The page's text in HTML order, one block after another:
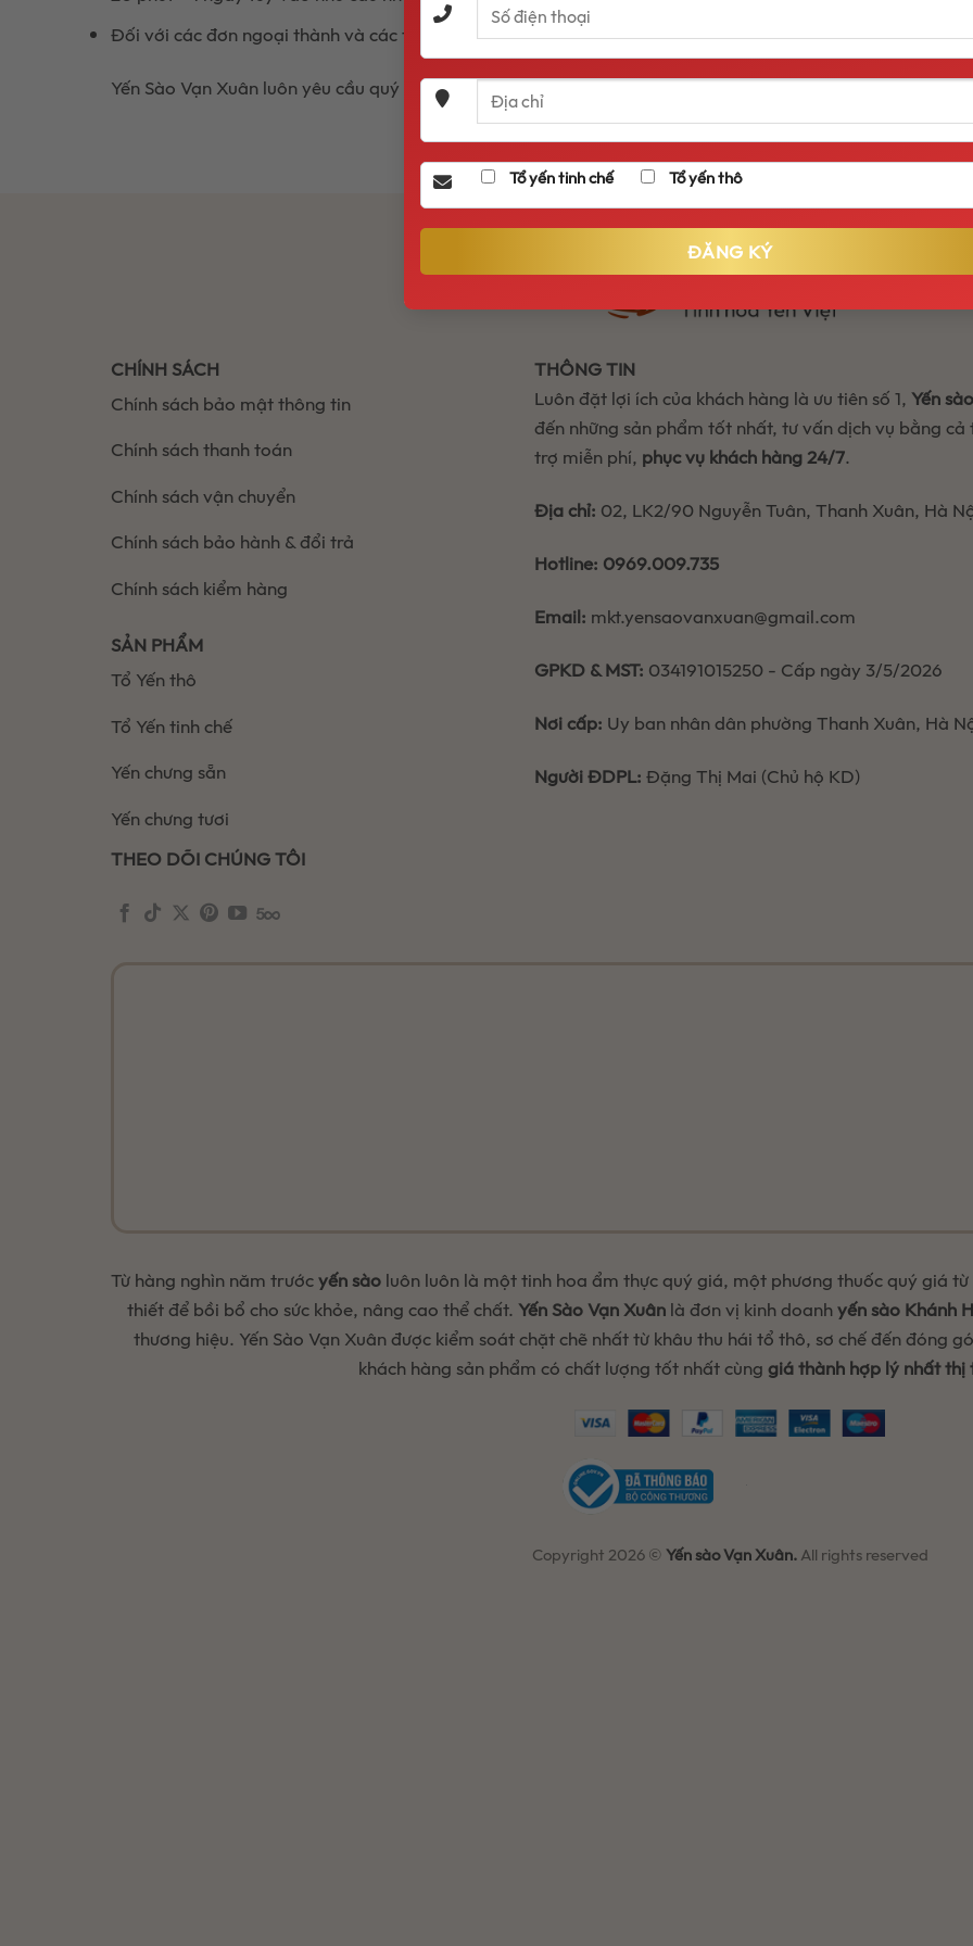
Tổ yến tinh chế Tổ yến thô
Đối với các đơn ngoại thành và các tỉnh thành khác, thời gian giao hàng từ 2-5 ngày
Yến Sào Vạn Xuân luôn yêu cầu quý khách kiểm tra hàng trước khi thanh toán để được xử lý đơn hàng tốt
CHÍNH SÁCH
Chính sách bảo mật thông tin
Chính sách thanh toán
Chính sách vận chuyển
Chính sách bảo hành & đổi trả
Chính sách kiểm hàng
SẢN PHẨM
Tổ Yến thô
Tổ Yến tinh chế
Yến chưng sẵn
Yến chưng tươi
THEO DÕI CHÚNG TÔI
THÔNG TIN
Luôn đặt lợi ích của khách hàng là ưu tiên số 1, Yến
đến những sản phẩm tốt nhất, tư vấn dịch vụ bằng
trợ miễn phí, phục vụ khách hàng 24/7.
Địa chỉ: 02, LK2/90 Nguyễn Tuân, Thanh Xuân, Hà
Hotline: 0969.009.735
Email: mkt.yensaovanxuan@gmail.com
GPKD & MST: 034191015250 - Cấp ngày 3/5/2026
Nơi cấp: Uy ban nhân dân phường Thanh Xuân, Hà
Người ĐDPL: Đặng Thị Mai (Chủ hộ KD)
Từ hàng nghìn năm trướcyến sào luôn luôn là một tinh hoa ẩm thực quý giá, một phương thuốc quý giá
thiết để bồi bổ cho sức khỏe, nâng cao thể chất. Yến Sào Vạn Xuân là đơn vị kinh doanhyến sào Khánh
thương hiệu. Yến Sào Vạn Xuân được kiểm soát chặt chẽ nhất từ khâu thu hái tổ thô, sơ chế đến đóng
khách hàng sản phẩm có chất lượng tốt nhất cùng giá thành hợp lý nhất thị
Copyright 2026 ©Yến sào Vạn Xuân.All rights reserved